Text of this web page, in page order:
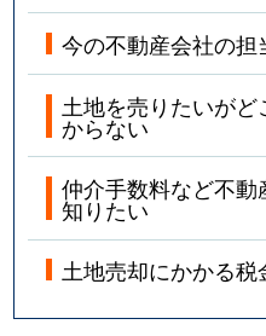
今の不動産会社の
土地を売りたいが
からない
仲介手数料など不
知りたい
土地売却にかかる